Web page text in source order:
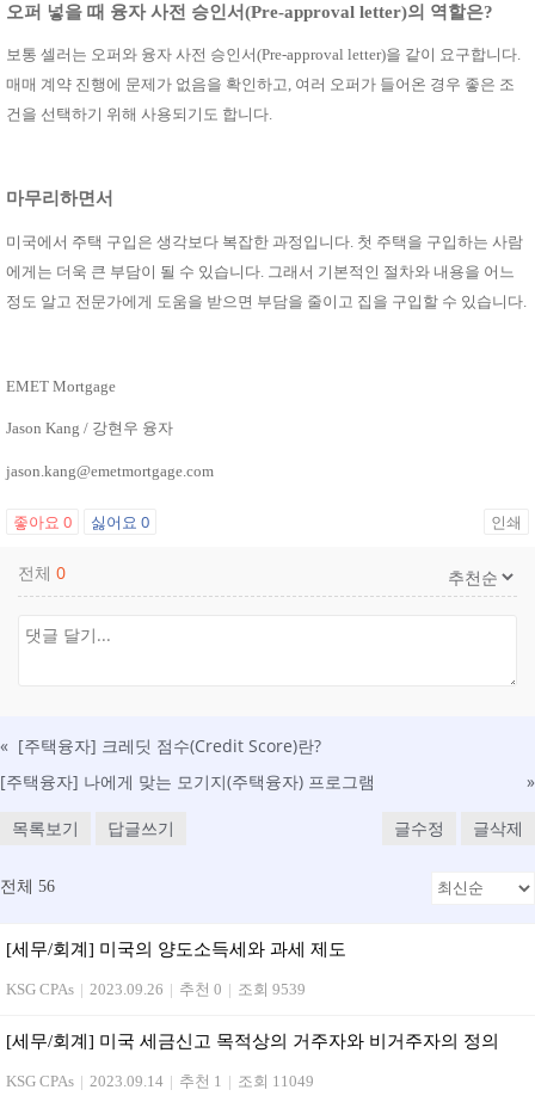
오퍼 넣을 때 융자 사전 승인서(Pre-approval letter)의 역할은?
보통 셀러는 오퍼와 융자 사전 승인서(Pre-approval letter)을 같이 요구합니다.
매매 계약 진행에 문제가 없음을 확인하고, 여러 오퍼가 들어온 경우 좋은 조
건을 선택하기 위해 사용되기도 합니다.
마무리하면서
미국에서 주택 구입은 생각보다 복잡한 과정입니다 첫 주택을 구입하는 사람
에게는 더욱 큰 부담이 될 수 있습니다 그래서 기본적인 절차와 내용을 어느
정도 알고 전문가에게 도움을 받으면 부담을 줄이고 집을 구입할 수 있습니다
EMET Mortgage
Jason Kang / 강현우 융자
jason.kang@emetmortgage.com
좋아요 0 싫어요 0 인쇄
전체 0
« [주택융자] 크레딧 점수(Credit Score)란?
[주택융자] 나에게 맞는 모기지(주택융자) 프로그램
»
목록보기 답글쓰기 글수정 글삭제
전체 56
[세무/회계] 미국의 양도소득세와 과세 제도
KSG CPAs | 2023.09.26 | 추천 0 | 조회 9539
[세무/회계] 미국 세금신고 목적상의 거주자와 비거주자의 정의
KSG CPAs | 2023.09.14 | 추천 1 | 조회 11049